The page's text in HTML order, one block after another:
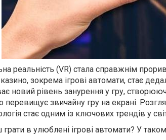
реальність (VR) стала справжнім
зокрема ігрові автомати, стає
новий рівень занурення у гру,
перевищує звичайну гру на екрані.
стає одним із ключових трендів у
в улюблені ігрові автомати? У